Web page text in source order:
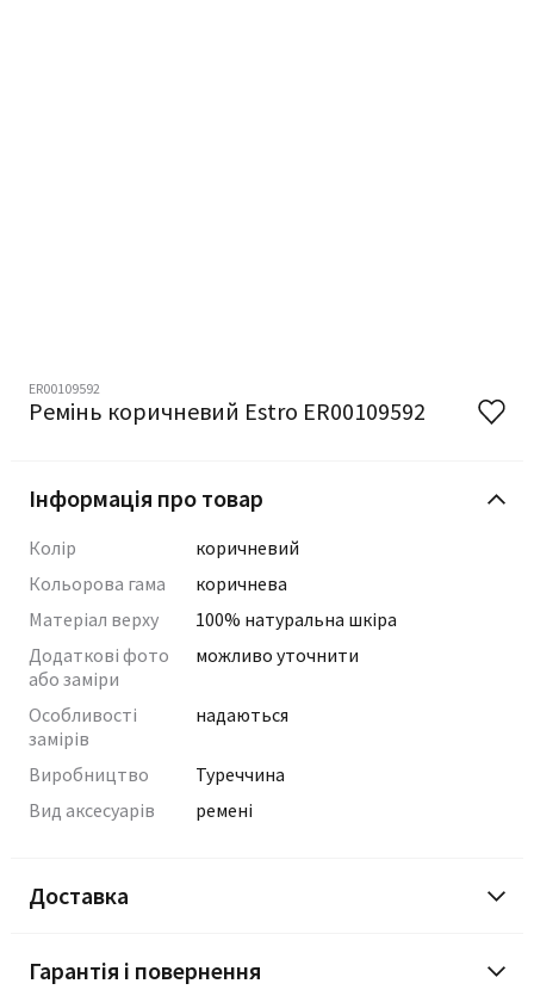
ER00109592
Ремінь коричневий Estro ER00109592
Інформація про товар
Колір
коричневий
Кольорова гама
коричнева
Матеріал верху
100% натуральна шкіра
Додаткові фото
або заміри
можливо уточнити
Особливості
замірів
надаються
Виробництво
Туреччина
Вид аксесуарів
ремені
Доставка
Гарантія і повернення